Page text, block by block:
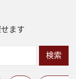
ます
検索